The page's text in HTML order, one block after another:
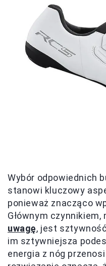
Wybór odpowiednich
stanowi kluczowy
ponieważ znacząco
Głównym
uwagę, jest
im sztywniejsza
energia z nóg